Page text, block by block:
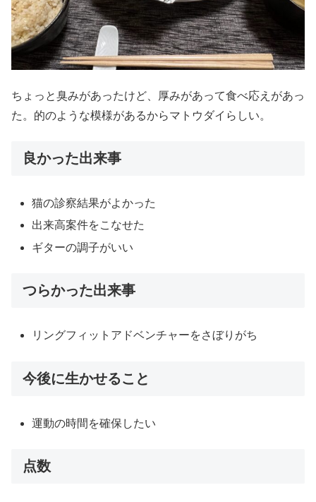
ちょっと臭みがあったけど、厚みがあって食べ応えがあっ
た。的のような模様があるからマトウダイらしい。
良かった出来事
猫の診察結果がよかった
出来高案件をこなせた
ギターの調子がいい
つらかった出来事
リングフィットアドベンチャーをさぼりがち
今後に生かせること
運動の時間を確保したい
点数